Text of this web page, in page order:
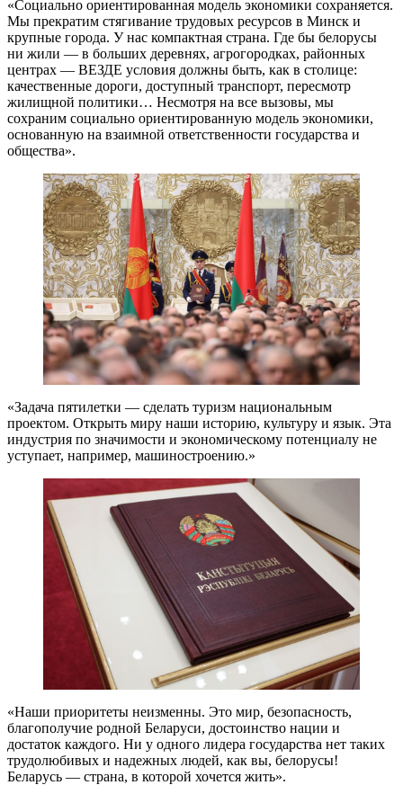
«Социально ориентированная модель экономики сохраняется.
Мы прекратим стягивание трудовых ресурсов в Минск и
крупные города. У нас компактная страна. Где бы белорусы
ни жили — в больших деревнях, агрогородках, районных
центрах — ВЕЗДЕ условия должны быть, как в столице:
качественные дороги, доступный транспорт, пересмотр
жилищной политики… Несмотря на все вызовы, мы
сохраним социально ориентированную модель экономики,
основанную на взаимной ответственности государства и
общества».
«Задача пятилетки — сделать туризм национальным
проектом. Открыть миру наши историю, культуру и язык. Эта
индустрия по значимости и экономическому потенциалу не
уступает, например, машиностроению.»
«Наши приоритеты неизменны. Это мир, безопасность,
благополучие родной Беларуси, достоинство нации и
достаток каждого. Ни у одного лидера государства нет таких
трудолюбивых и надежных людей, как вы, белорусы!
Беларусь — страна, в которой хочется жить».